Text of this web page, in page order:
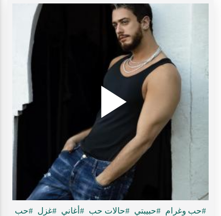
Play
#حب وغرام #حبيبتي #حالات حب #أغاني #غزل #حب